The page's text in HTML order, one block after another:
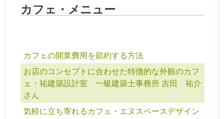
カフェ・メニュー
カフェの開業費用を節約する方法
お店のコンセプトに合わせた特徴的な外観のカフ
ェ・祐建築設計室 一級建築士事務所 吉田 祐介
さん
気軽に立ち寄れるカフェ・エヌスペースデザイン